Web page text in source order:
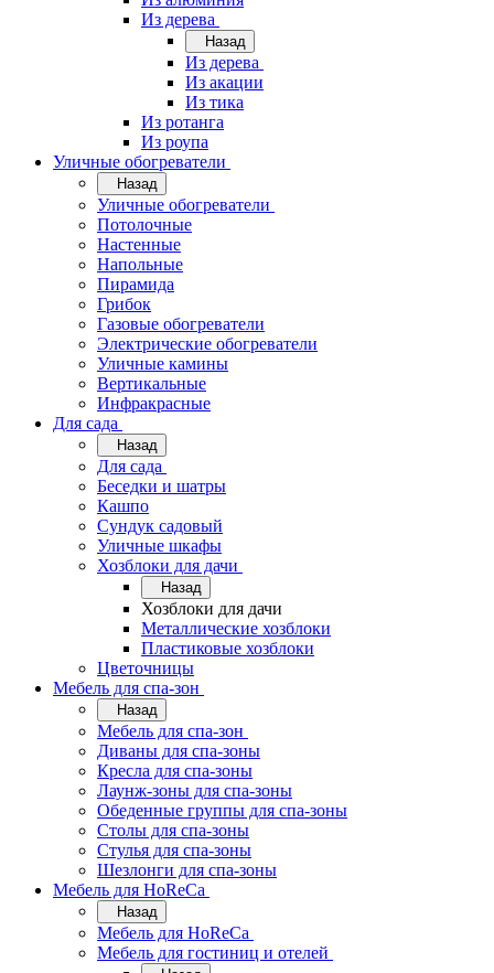
Из дерева
Назад
Из дерева
Из акации
Из тика
Из ротанга
Из роупа
Уличные обогреватели
Назад
Уличные обогреватели
Потолочные
Настенные
Напольные
Пирамида
Грибок
Газовые обогреватели
Электрические обогреватели
Уличные камины
Вертикальные
Инфракрасные
Для сада
Назад
Для сада
Беседки и шатры
Кашпо
Сундук садовый
Уличные шкафы
Хозблоки для дачи
Назад
Хозблоки для дачи
Металлические хозблоки
Пластиковые хозблоки
Цветочницы
Мебель для спа-зон
Назад
Мебель для спа-зон
Диваны для спа-зоны
Кресла для спа-зоны
Лаунж-зоны для спа-зоны
Обеденные группы для спа-зоны
Столы для спа-зоны
Стулья для спа-зоны
Шезлонги для спа-зоны
Мебель для HoReCa
Назад
Мебель для HoReCa
Мебель для гостиниц и отелей